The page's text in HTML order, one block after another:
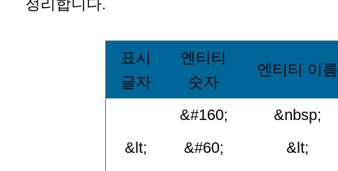
정리합니다.
표시
글자
엔티티
숫자
엔티티 이름
&#160; &nbsp;
&lt;
&#60; &lt;